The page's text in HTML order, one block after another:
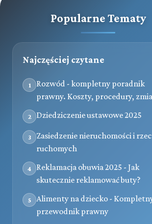
Popularne Tematy
Najczęściej czytane
1
Rozwód - kompletny poradnik
prawny. Koszty, procedury,
2 Dziedziczenie ustawowe 2025
3
Zasiedzenie nieruchomości i
ruchomych
4
Reklamacja obuwia 2025 - Jak
skutecznie reklamować buty?
5
Alimenty na dziecko -
przewodnik prawny